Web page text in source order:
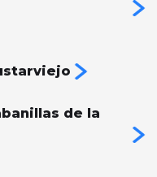
de la